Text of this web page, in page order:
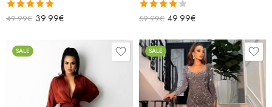
Note5.00
49.99€ 39.99€
Note
5
59.99€ 49.99€
SALE SALE